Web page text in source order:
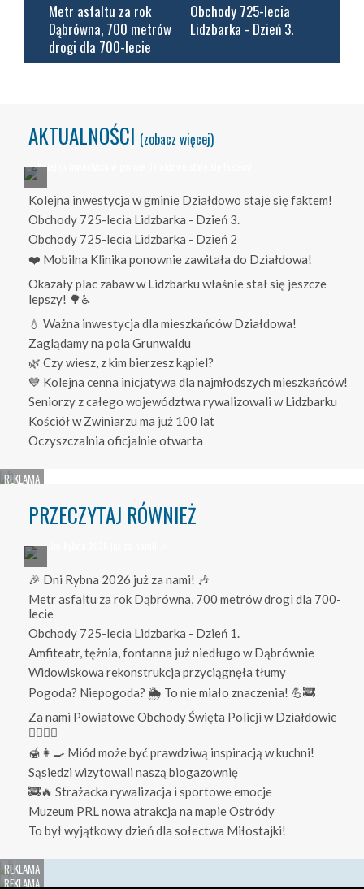
Metr asfaltu za rok
Dąbrówna, 700 metrów
drogi dla 700-lecie
Obchody 725-lecia
Lidzbarka - Dzień 3.
AKTUALNOŚCI (zobacz więcej)
Kolejna inwestycja w gminie Działdowo staje się faktem!
Obchody 725-lecia Lidzbarka - Dzień 3.
Obchody 725-lecia Lidzbarka - Dzień 2
❤️ Mobilna Klinika ponownie zawitała do Działdowa!
Okazały plac zabaw w Lidzbarku właśnie stał się jeszcze
lepszy! 🌳♿
💧 Ważna inwestycja dla mieszkańców Działdowa!
Zaglądamy na pola Grunwaldu
🌿 Czy wiesz, z kim bierzesz kąpiel?
💙 Kolejna cenna inicjatywa dla najmłodszych mieszkańców!
Seniorzy z całego województwa rywalizowali w Lidzbarku
Kościół w Zwiniarzu ma już 100 lat
Oczyszczalnia oficjalnie otwarta
PRZECZYTAJ RÓWNIEŻ
🎉 Dni Rybna 2026 już za nami! 🎶
Metr asfaltu za rok Dąbrówna, 700 metrów drogi dla 700-
lecie
Obchody 725-lecia Lidzbarka - Dzień 1.
Amfiteatr, tężnia, fontanna już niedługo w Dąbrównie
Widowiskowa rekonstrukcja przyciągnęła tłumy
Pogoda? Niepogoda? 🌦️ To nie miało znaczenia! 💪🚒
Za nami Powiatowe Obchody Święta Policji w Działdowie
👮‍♀️👮‍♂️
🍯👩‍🍳 Miód może być prawdziwą inspiracją w kuchni!
Sąsiedzi wizytowali naszą biogazownię
🚒🔥 Strażacka rywalizacja i sportowe emocje
Muzeum PRL nowa atrakcja na mapie Ostródy
To był wyjątkowy dzień dla sołectwa Miłostajki!